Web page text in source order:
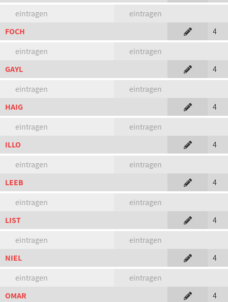
eintragen
eintragen
FOCH
4
eintragen
eintragen
GAYL
4
eintragen
eintragen
HAIG
4
eintragen
eintragen
ILLO
4
eintragen
eintragen
LEEB
4
eintragen
eintragen
LIST
4
eintragen
eintragen
NIEL
4
eintragen
eintragen
OMAR
4